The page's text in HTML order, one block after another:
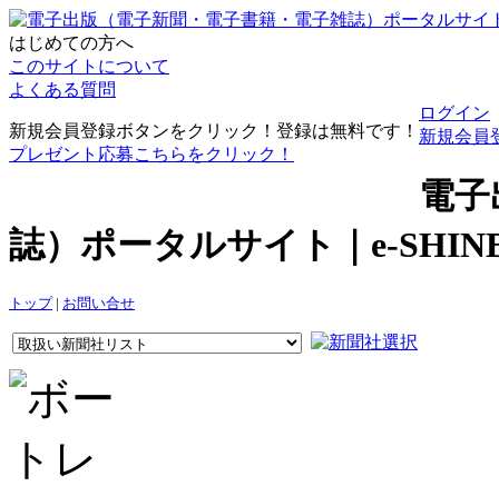
はじめての方へ
このサイトについて
よくある質問
新規会員登録ボタンをクリック！登録は無料です！
プレゼント応募こちらをクリック！
ログイン
新規会員
電
誌）ポータルサイト｜e-
トップ| お問い合せ